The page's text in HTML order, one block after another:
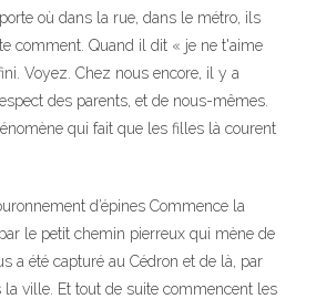
où dans la rue, dans le métro, ils
comment. Quand il dit « je ne t'aime
Voyez. Chez nous encore, il y a
des parents, et de nous-mêmes.
qui fait que les filles là courent
d’épines Commence la
le petit chemin pierreux qui mène de
a été capturé au Cédron et de là, par
la ville. Et tout de suite commencent les